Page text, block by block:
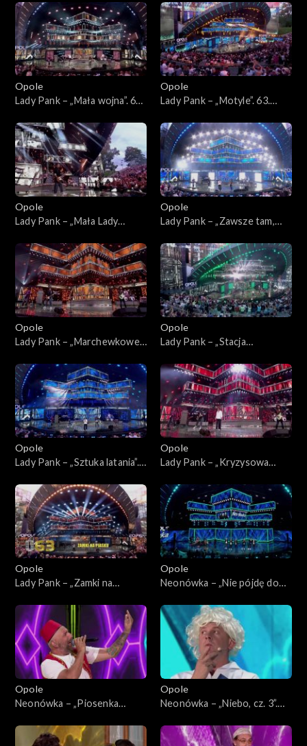
45-lecia zespołu Lady Pank zespołu Lady Pank
Opole
Lady Pank – „Mała wojna”. 63.
zespołu Lady Pank
Opole
Lady Pank – „Motyle”. 63.
zespołu Lady Pank
Opole
Lady Pank – „Mała Lady
45-lecia zespołu Lady Pank
Opole
Lady Pank – „Zawsze tam,
Jubileusz 45-lecia zespołu
Lady Pank
Opole
Lady Pank – „Marchewkowe
lecia zespołu Lady Pank
Opole
Lady Pank – „Stacja
Jubileusz 45-lecia zespołu
Lady Pank
Opole
Lady Pank – „Sztuka latania”.
zespołu Lady Pank
Opole
Lady Pank – „Kryzysowa
Jubileusz 45-lecia zespołu
Lady Pank
Opole
Lady Pank – „Zamki na
45-lecia zespołu Lady Pank
Opole
Neonówka – „Nie pójdę do
kabaretu Neo-Nówka
Opole
Neonówka – „Piosenka
kabaretu Neo-Nówka
Opole
Neonówka – „Niebo, cz. 3”.
Neo-Nówka